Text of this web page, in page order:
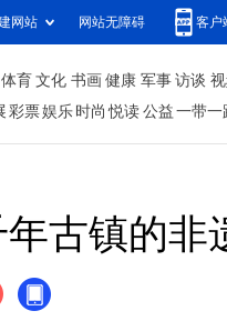
网站 网站无障碍 客户
体育 文化 书画 健康 军事 访谈
彩票娱乐 时尚 悦读 公益 一带一
古镇的非